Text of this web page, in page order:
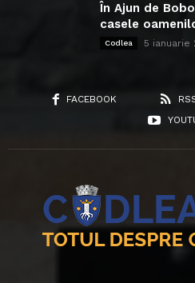
În Ajun de
casele
Codlea 5 ianuarie
FACEBOOK